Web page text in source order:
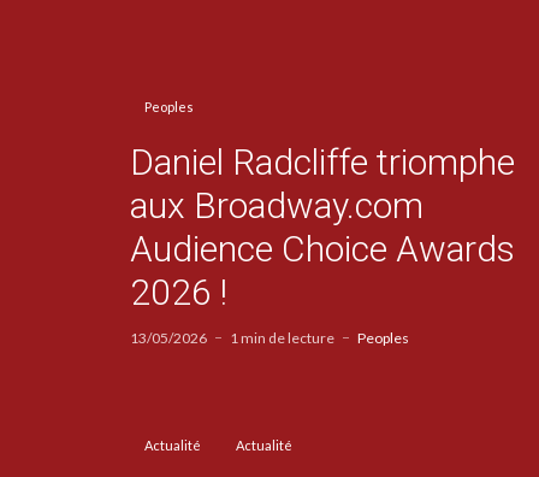
Peoples
Daniel Radcliffe triomphe
aux Broadway.com
Audience Choice Awards
2026 !
13/05/2026 1 min de lecture Peoples
Actualité Actualité